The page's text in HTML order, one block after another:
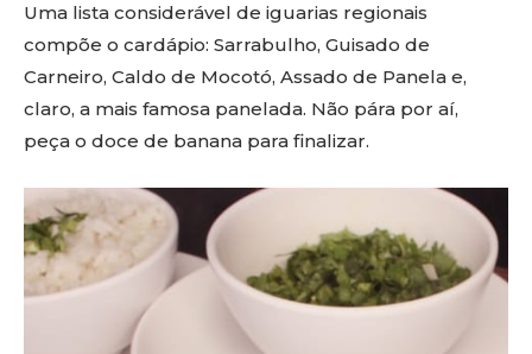
Uma lista considerável de iguarias regionais
compõe o cardápio: Sarrabulho, Guisado de
Carneiro, Caldo de Mocotó, Assado de Panela e,
claro, a mais famosa panelada. Não pára por aí,
peça o doce de banana para finalizar.